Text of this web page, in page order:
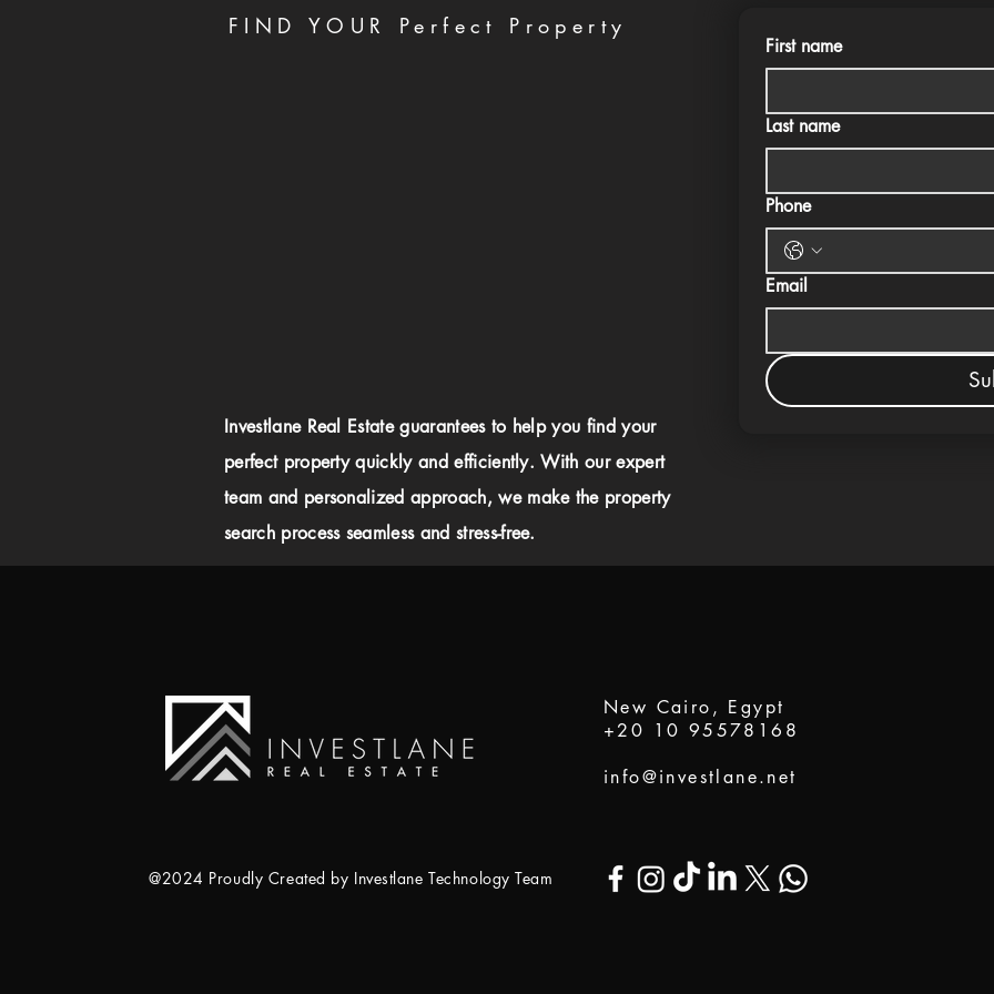
FIND YOUR Perfect Property
Investlane Real Estate guarantees to help you find your
perfect property quickly and efficiently. With our expert
team and personalized approach, we make the property
search process seamless and stress-free.
First name
Last name
Phone
Email
New Cairo, Egypt
+20 10 95578168
info@investlane.net
@2024 Proudly Created by Investlane Technology Team